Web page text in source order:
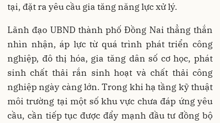
tại, đặt ra yêu cầu gia tăng năng lực xử lý.
Lãnh đạo UBND thành phố Đồng Nai thẳng thắn
nhìn nhận, áp lực từ quá trình phát triển công
nghiệp, đô thị hóa, gia tăng dân số cơ học, phát
sinh chất thải rắn sinh hoạt và chất thải công
nghiệp ngày càng lớn. Trong khi hạ tầng kỹ thuật
môi trường tại một số khu vực chưa đáp ứng yêu
cầu, cần tiếp tục được đẩy mạnh đầu tư đồng bộ